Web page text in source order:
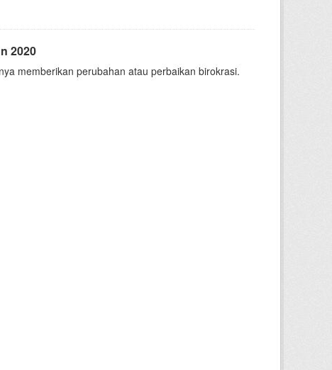
2020
memberikan perubahan atau perbaikan birokrasi.